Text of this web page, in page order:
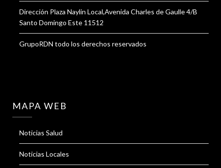
Dirección Plaza Naylin Local,Avenida Charles de Gaulle 4/B
Santo Domingo Este 11512
GrupoRDN todo los derechos reservados
MAPA WEB
Noticias Salud
Noticias Locales